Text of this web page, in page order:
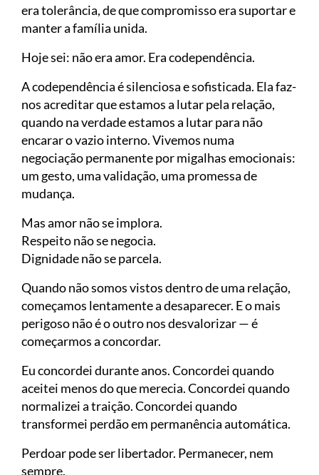
era tolerância, de que compromisso era suportar e
manter a família unida.
Hoje sei: não era amor. Era codependência.
A codependência é silenciosa e sofisticada. Ela faz-
nos acreditar que estamos a lutar pela relação,
quando na verdade estamos a lutar para não
encarar o vazio interno. Vivemos numa
negociação permanente por migalhas emocionais:
um gesto, uma validação, uma promessa de
mudança.
Mas amor não se implora.
Respeito não se negocia.
Dignidade não se parcela.
Quando não somos vistos dentro de uma relação,
começamos lentamente a desaparecer. E o mais
perigoso não é o outro nos desvalorizar — é
começarmos a concordar.
Eu concordei durante anos. Concordei quando
aceitei menos do que merecia. Concordei quando
normalizei a traição. Concordei quando
transformei perdão em permanência automática.
Perdoar pode ser libertador. Permanecer, nem
sempre.